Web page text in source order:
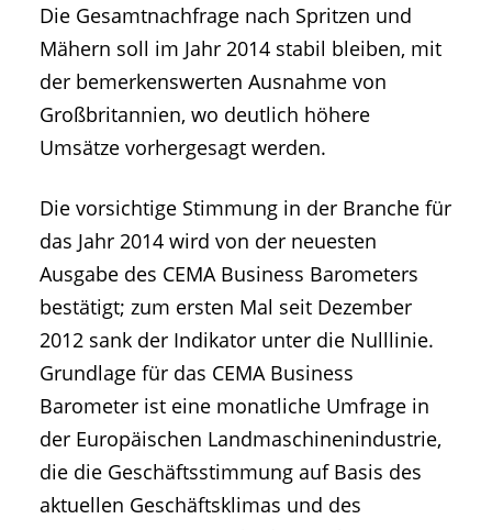
Die Gesamtnachfrage nach Spritzen und
Mähern soll im Jahr 2014 stabil bleiben, mit
der bemerkenswerten Ausnahme von
Großbritannien, wo deutlich höhere
Umsätze vorhergesagt werden.
Die vorsichtige Stimmung in der Branche für
das Jahr 2014 wird von der neuesten
Ausgabe des CEMA Business Barometers
bestätigt; zum ersten Mal seit Dezember
2012 sank der Indikator unter die Nulllinie.
Grundlage für das CEMA Business
Barometer ist eine monatliche Umfrage in
der Europäischen Landmaschinenindustrie,
die die Geschäftsstimmung auf Basis des
aktuellen Geschäftsklimas und des